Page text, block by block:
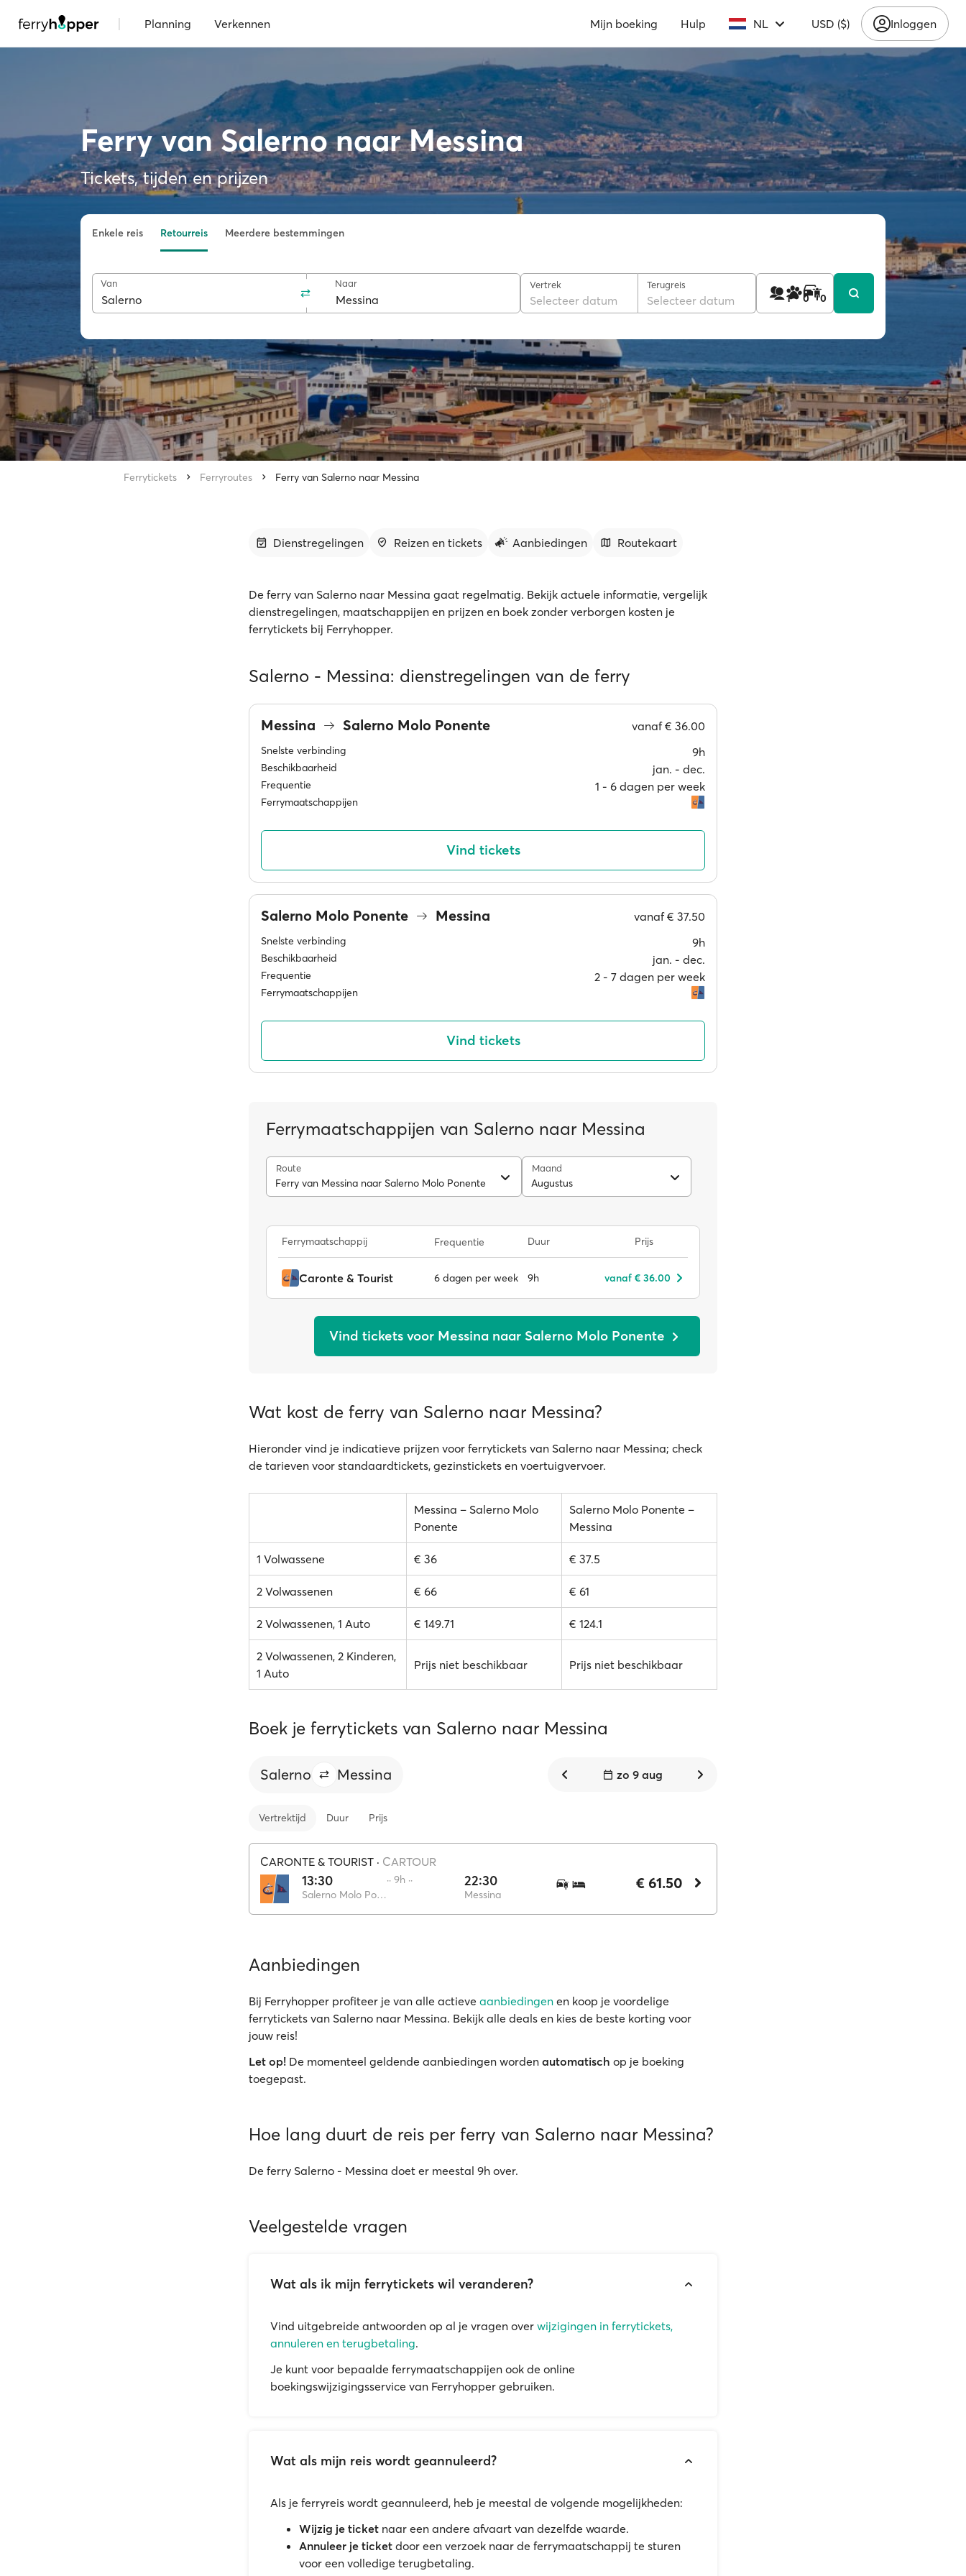
| Planning Verkennen Mijn boeking Hulp NL USD ($) Inloggen
Ferry van Salerno naar Messina
Tickets, tijden en prijzen
Enkele reis Retourreis Meerdere bestemmingen
Van Naar Vertrek
Selecteer datum
Terugreis
Selecteer datum 1 0 0
Ferrytickets Ferryroutes Ferry van Salerno naar Messina
Dienstregelingen Reizen en tickets Aanbiedingen Routekaart
De ferry van Salerno naar Messina gaat regelmatig. Bekijk actuele informatie, vergelijk
dienstregelingen, maatschappijen en prijzen en boek zonder verborgen kosten je
ferrytickets bij Ferryhopper.
Salerno - Messina: dienstregelingen van de ferry
Messina Salerno Molo Ponente vanaf€ 36.00
Snelste verbinding 9h
Beschikbaarheid jan. ‐ dec.
Frequentie 1 ‐ 6 dagen per week
Ferrymaatschappijen
Vind tickets
Salerno Molo Ponente Messina vanaf€ 37.50
Snelste verbinding 9h
Beschikbaarheid jan. ‐ dec.
Frequentie 2 ‐ 7 dagen per week
Ferrymaatschappijen
Vind tickets
Ferrymaatschappijen van Salerno naar Messina
Route
Ferry van Messina naar Salerno Molo Ponente
Maand
Augustus
Ferrymaatschappij Frequentie Duur Prijs
Caronte & Tourist 6 dagen per week 9h vanaf € 36.00
Vind tickets voor Messina naar Salerno Molo Ponente
Wat kost de ferry van Salerno naar Messina?
Hieronder vind je indicatieve prijzen voor ferrytickets van Salerno naar Messina; check
de tarieven voor standaardtickets, gezinstickets en voertuigvervoer.
Messina – Salerno Molo
Ponente
Salerno Molo Ponente –
Messina
1 Volwassene € 36 € 37.5
2 Volwassenen € 66 € 61
2 Volwassenen, 1 Auto € 149.71 € 124.1
2 Volwassenen, 2 Kinderen,
1 Auto
Prijs niet beschikbaar Prijs niet beschikbaar
Boek je ferrytickets van Salerno naar Messina
Salerno Messina zo 9 aug
Vertrektijd Duur Prijs
CARONTE & TOURIST · CARTOUR
13:30
Salerno Molo Ponente
·· 9h ·· 22:30
Messina
€ 61.50
Aanbiedingen
Bij Ferryhopper profiteer je van alle actieve aanbiedingen en koop je voordelige
ferrytickets van Salerno naar Messina. Bekijk alle deals en kies de beste korting voor
jouw reis!
Let op! De momenteel geldende aanbiedingen worden automatisch op je boeking
toegepast.
Hoe lang duurt de reis per ferry van Salerno naar Messina?
De ferry Salerno - Messina doet er meestal 9h over.
Veelgestelde vragen
Wat als ik mijn ferrytickets wil veranderen?
Vind uitgebreide antwoorden op al je vragen over wijzigingen in ferrytickets,
annuleren en terugbetaling.
Je kunt voor bepaalde ferrymaatschappijen ook de online
boekingswijzigingsservice van Ferryhopper gebruiken.
Wat als mijn reis wordt geannuleerd?
Als je ferryreis wordt geannuleerd, heb je meestal de volgende mogelijkheden:
Wijzig je ticket naar een andere afvaart van dezelfde waarde.
Annuleer je ticket door een verzoek naar de ferrymaatschappij te sturen
voor een volledige terugbetaling.